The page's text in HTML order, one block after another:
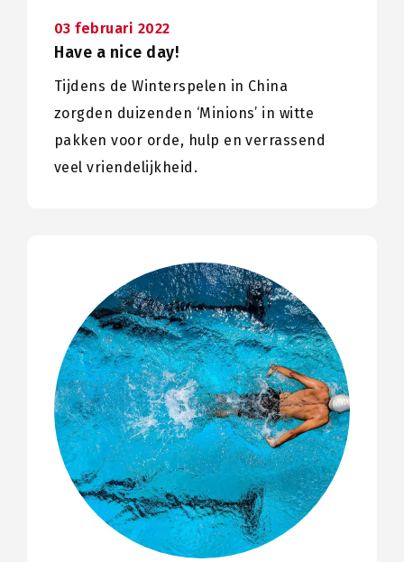
03 februari 2022
Have a nice day!
Tijdens de Winterspelen in China
zorgden duizenden ‘Minions’ in witte
pakken voor orde, hulp en verrassend
veel vriendelijkheid.